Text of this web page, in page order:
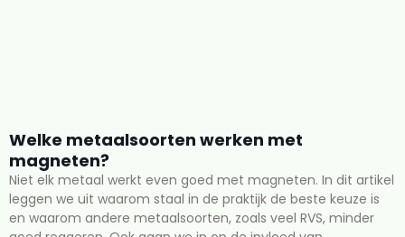
Welke metaalsoorten werken met
magneten?
Niet elk metaal werkt even goed met magneten. In dit artikel
leggen we uit waarom staal in de praktijk de beste keuze is
en waarom andere metaalsoorten, zoals veel RVS, minder